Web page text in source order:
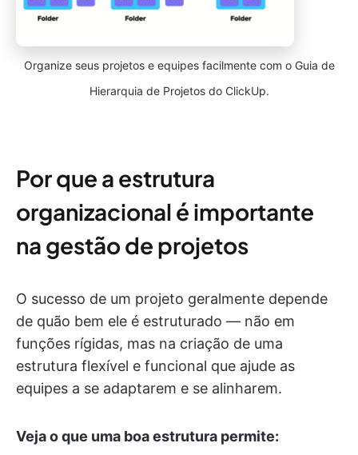
Organize seus projetos e equipes facilmente com o Guia de
Hierarquia de Projetos do ClickUp.
Por que a estrutura
organizacional é importante
na gestão de projetos
O sucesso de um projeto geralmente depende
de quão bem ele é estruturado — não em
funções rígidas, mas na criação de uma
estrutura flexível e funcional que ajude as
equipes a se adaptarem e se alinharem.
Veja o que uma boa estrutura permite: